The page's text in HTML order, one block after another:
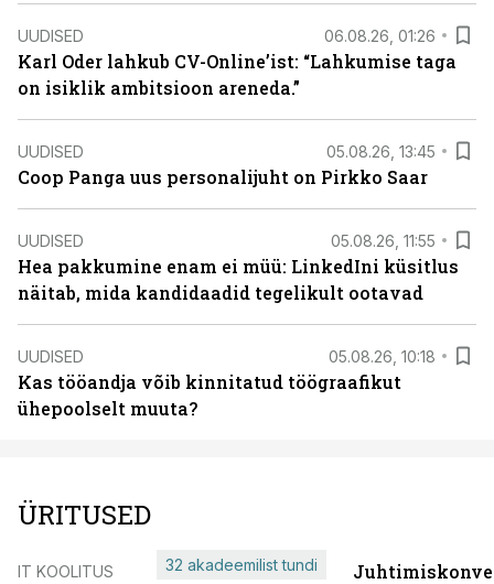
UUDISED 06.08.26, 01:26
Karl Oder lahkub CV-Online’ist: “Lahkumise taga
on isiklik ambitsioon areneda.”
UUDISED 05.08.26, 13:45
Coop Panga uus personalijuht on Pirkko Saar
UUDISED 05.08.26, 11:55
Hea pakkumine enam ei müü: LinkedIni küsitlus
näitab, mida kandidaadid tegelikult ootavad
UUDISED 05.08.26, 10:18
Kas tööandja võib kinnitatud töögraafikut
ühepoolselt muuta?
ÜRITUSED
IT KOOLITUS 32 akadeemilist tundi